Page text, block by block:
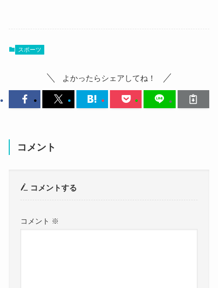
ていきます。
鈴木菜巴の出身高校は？
兵庫大学附属須磨ノ浦高等学校です。
概ね平均的な偏差値の高校と言えるのではないで
私立の女子高校で
スポーツ
よかったらシェアしてね！
コメント
コメントする
コメント ※